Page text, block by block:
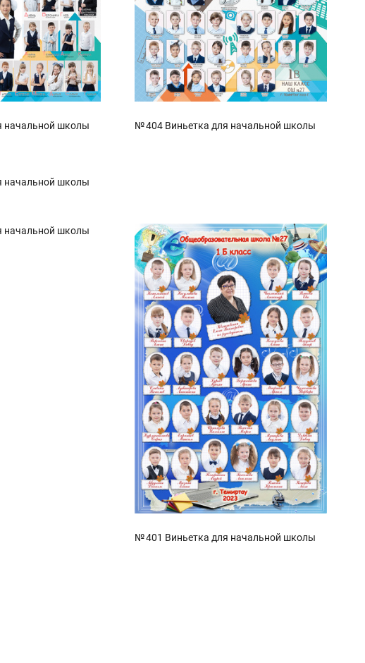
начальной школы № 404 Виньетка для начальной школы
начальной школы
начальной школы
№ 401 Виньетка для начальной школы